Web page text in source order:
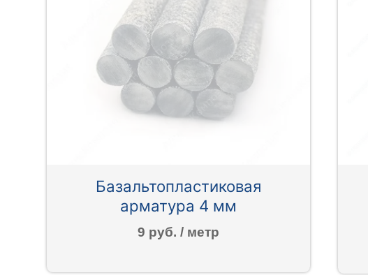
Базальтопластиковая
арматура 4 мм
9 руб. / метр